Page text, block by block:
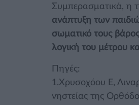
Συμπερασματικά, η
ανάπτυξη των
σωματικό τους
λογική του μέτρου
Πηγές:
1.Χρυσοχόου Ε,
νηστείας της